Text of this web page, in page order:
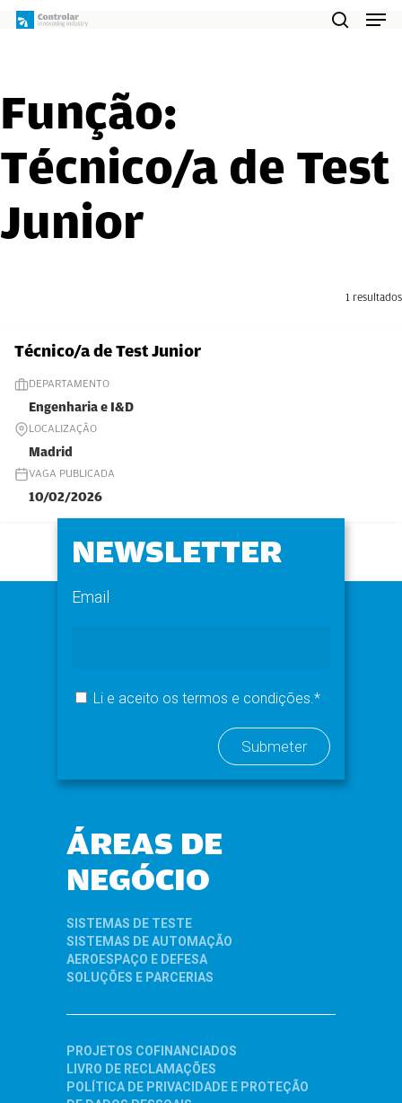
Skip
Função:
Técnico/a de Test
Junior
1 resultados
Técnico/a de Test Junior
DEPARTAMENTO
Engenharia e I&D
LOCALIZAÇÃO
Madrid
VAGA PUBLICADA
10/02/2026
NEWSLETTER
Email
Li e aceito os termos e condições.*
ÁREAS DE
NEGÓCIO
SISTEMAS DE TESTE
SISTEMAS DE AUTOMAÇÃO
AEROESPAÇO E DEFESA
SOLUÇÕES E PARCERIAS
PROJETOS COFINANCIADOS
LIVRO DE RECLAMAÇÕES
POLÍTICA DE PRIVACIDADE E PROTEÇÃO